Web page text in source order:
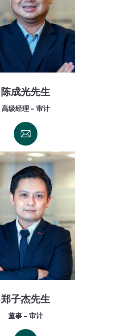
陈成光先生
高级经理 - 审计
郑子杰先生
董事 - 审计